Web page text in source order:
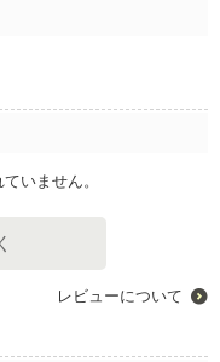
いません。
レビューについて